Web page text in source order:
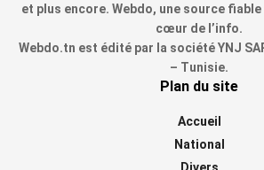
et plus encore. Webdo, une source
cœur de l’info.
Webdo.tn est édité par la société YNJ
– Tunisie.
Plan du site
Accueil
National
Divers